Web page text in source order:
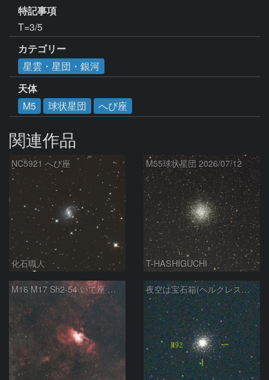
特記事項
カテゴリー
星雲・星団・銀河
天体
M5
球状星団 へび座
関連作品
NC5921 へび座
化石職人
M55球状星団 2026/07/12
T-HASHIGUCHI
M16 M17 Sh2-54 いて座 へび座 夜空は宝石箱(ヘルクレス座 M92) Seestar50